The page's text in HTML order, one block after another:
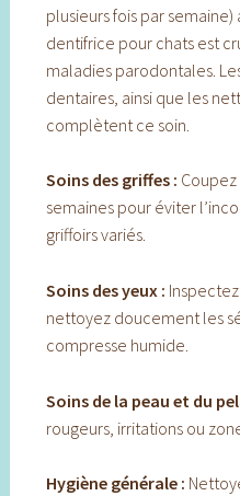
plusieurs fois par
dentifrice pour chats est
maladies parodontales.
dentaires, ainsi que les
complètent ce soin.
Soins des griffes :
semaines pour éviter
griffoirs variés.
Soins des yeux :
nettoyez doucement les
compresse humide.
Soins de la peau et du
rougeurs, irritations ou
Hygiène générale :